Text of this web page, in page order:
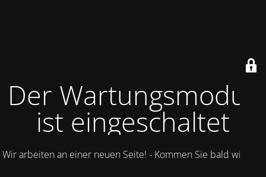
Der Wartungsmodus
ist eingeschaltet
Wir arbeiten an einer neuen Seite! - Kommen Sie bald wieder.